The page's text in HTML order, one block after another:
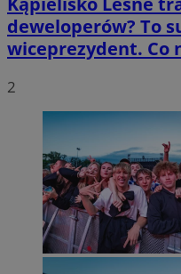
deweloperów? To
wiceprezydent. Co
2